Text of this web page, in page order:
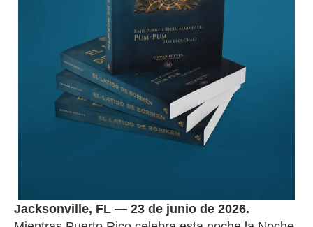
Jacksonville, FL — 23 de junio de 2026.